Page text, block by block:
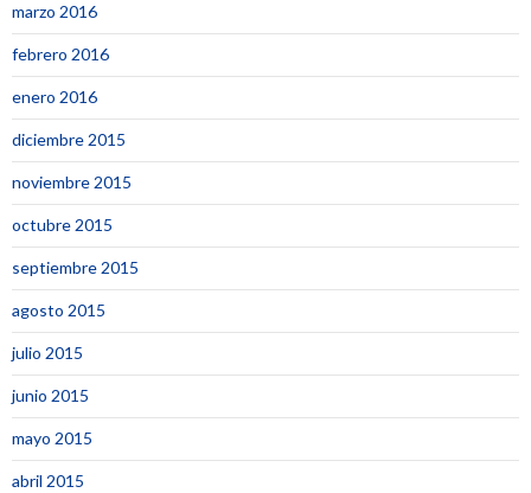
marzo 2016
febrero 2016
enero 2016
diciembre 2015
noviembre 2015
octubre 2015
septiembre 2015
agosto 2015
julio 2015
junio 2015
mayo 2015
abril 2015